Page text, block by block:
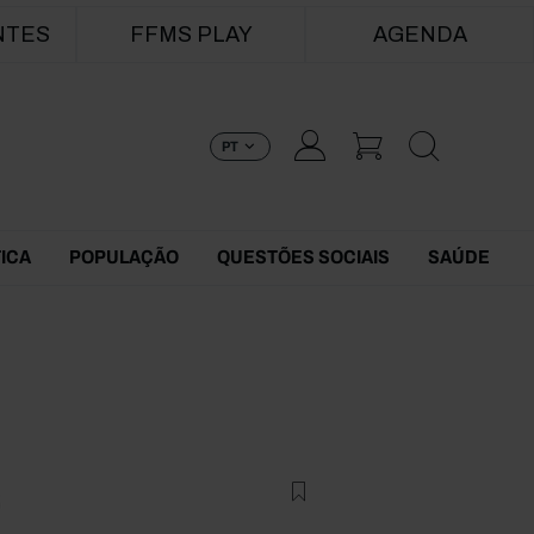
FFMS PLAY AGENDA
PT
POPULAÇÃO QUESTÕES SOCIAIS SAÚDE